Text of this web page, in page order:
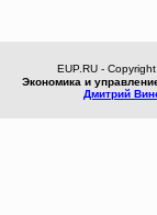
EUP.RU -
Экономика и
Дмитрий